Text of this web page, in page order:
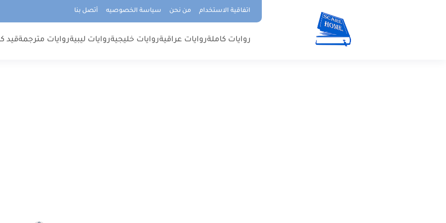
اتفاقية الاستخدام من نحن سياسة الخصوصيه أتصل بنا
روايات كاملةروايات عراقيةروايات خليجيةروايات ليبيةروايات مترجمةقيد